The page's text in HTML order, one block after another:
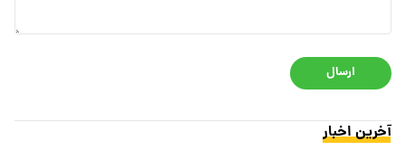
ارسال
آخرین اخبار